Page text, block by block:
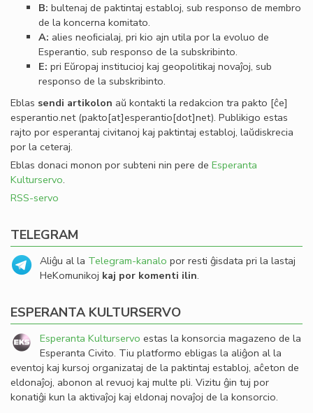
B: bultenaj de paktintaj establoj, sub responso de membro
de la koncerna komitato.
A: alies neoﬁcialaj, pri kio ajn utila por la evoluo de
Esperantio, sub responso de la subskribinto.
E: pri Eŭropaj institucioj kaj geopolitikaj novaĵoj, sub
responso de la subskribinto.
Eblas sendi artikolon aŭ kontakti la redakcion tra pakto [ĉe]
esperantio.net(pakto[at]esperantio[dot]net). Publikigo estas
rajto por esperantaj civitanoj kaj paktintaj establoj, laŭdiskrecia
por la ceteraj.
Eblas donaci monon por subteni nin pere de Esperanta
Kulturservo.
RSS-servo
TELEGRAM
Aliĝu al la Telegram-kanalo por resti ĝisdata pri la lastaj
HeKomunikoj kaj por komenti ilin.
ESPERANTA KULTURSERVO
Esperanta Kulturservo estas la konsorcia magazeno de la
Esperanta Civito. Tiu platformo ebligas la aliĝon al la
eventoj kaj kursoj organizataj de la paktintaj establoj, aĉeton de
eldonaĵoj, abonon al revuoj kaj multe pli. Vizitu ĝin tuj por
konatiĝi kun la aktivaĵoj kaj eldonaj novaĵoj de la konsorcio.